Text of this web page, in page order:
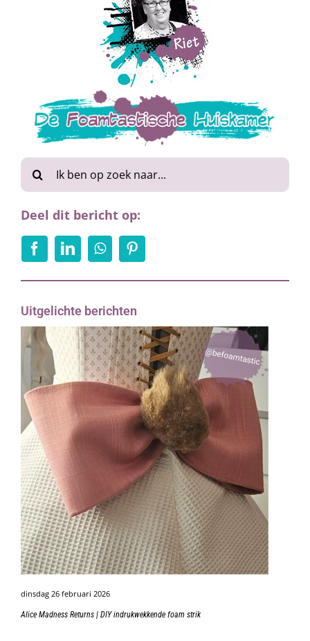
Zoeken
naar:
Deel dit bericht op:
Uitgelichte berichten
dinsdag 26 februari 2026
Alice Madness Returns | DIY indrukwekkende foam strik